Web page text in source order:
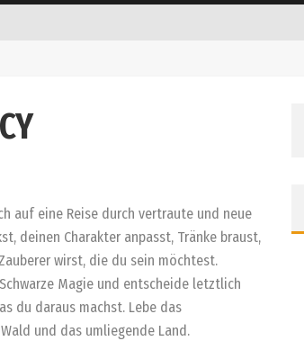
auf eine Reise durch vertraute und neue
deinen Charakter anpasst, Tränke braust,
wirst, die du sein möchtest.
Magie und entscheide letztlich
du daraus machst. Lebe das
und das umliegende Land.